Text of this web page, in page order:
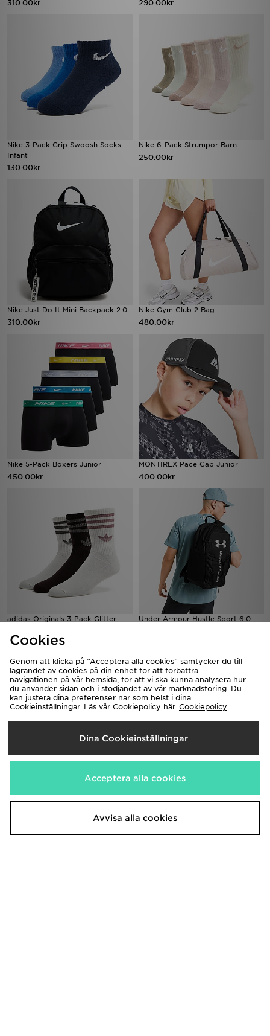
310.00kr 290.00kr
Nike 3-Pack Grip Swoosh Socks
Infant
130.00kr
Nike 6-Pack Strumpor Barn
250.00kr
Nike Just Do It Mini Backpack 2.0
310.00kr
Nike Gym Club 2 Bag
480.00kr
Nike 5-Pack Boxers Junior
450.00kr
MONTIREX Pace Cap Junior
400.00kr
adidas Originals 3-Pack Glitter
150.00kr
Under Armour Hustle Sport 6.0
Nike Futura Cap Junior
200.00kr
Nike Futura Cap Junior
200.00kr
Cookies
Genom att klicka på ”Acceptera alla cookies” samtycker du till
lagrandet av cookies på din enhet för att förbättra
navigationen på vår hemsida, för att vi ska kunna analysera hur
du använder sidan och i stödjandet av vår marknadsföring. Du
kan justera dina preferenser när som helst i dina
Cookieinställningar. Läs vår Cookiepolicy här. Cookiepolicy
Dina Cookieinställningar
Acceptera alla cookies
Avvisa alla cookies